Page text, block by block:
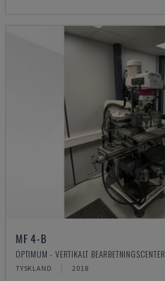
MF 4-B
OPTIMUM - VERTIKALT BEARBETNINGSCENTER
TYSKLAND 2018